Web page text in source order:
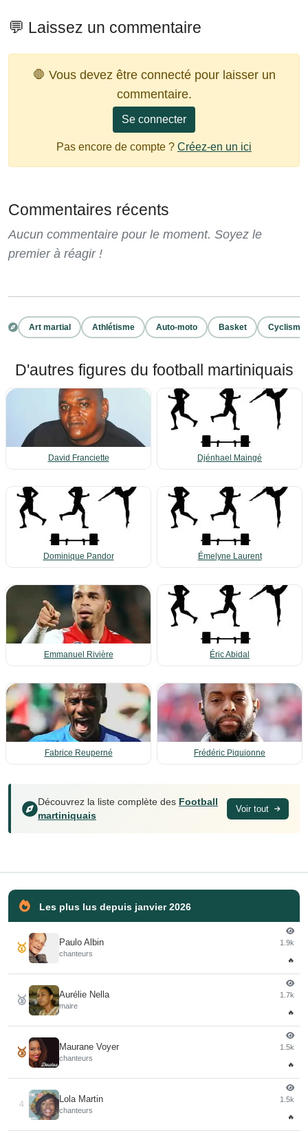
💬 Laissez un commentaire
🛑 Vous devez être connecté pour laisser un
commentaire.
Se connecter
Pas encore de compte ? Créez-en un ici
Commentaires récents
Aucun commentaire pour le moment. Soyez le
premier à réagir !
Art martial Athlétisme Auto-moto Basket Cyclisme
D'autres figures du football martiniquais
David Franciette Djénhael Maingé
Dominique Pandor Émelyne Laurent
Emmanuel Rivière Éric Abidal
Fabrice Reuperné Frédéric Piquionne
Découvrez la liste complète des Football
martiniquais
Voir tout
Les plus lus depuis janvier 2026
🥇 Paulo Albin
chanteurs
1.9k
🔥
🥈 Aurélie Nella
maire
1.7k
🔥
🥉 Maurane Voyer
chanteurs
1.5k
🔥
4
Lola Martin
chanteurs
1.5k
🔥